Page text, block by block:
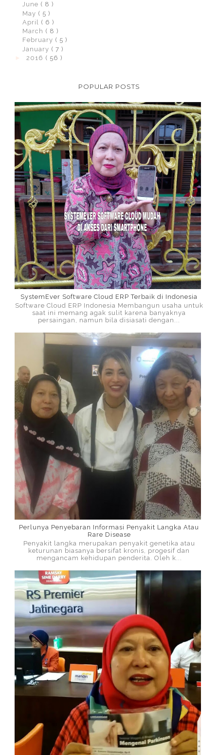
June ( 8 )
May ( 5 )
April ( 6 )
March ( 8 )
February ( 5 )
January ( 7 )
2016 ( 56 )
POPULAR POSTS
SystemEver Software Cloud ERP Terbaik di Indonesia
Software Cloud ERP Indonesia Membangun usaha untuk
saat ini memang agak sulit karena banyaknya
persaingan, namun bila disiasati dengan...
Perlunya Penyebaran Informasi Penyakit Langka Atau
Rare Disease
Penyakit langka merupakan penyakit genetika atau
keturunan biasanya bersifat kronis, progesif dan
mengancam kehidupan penderita. Oleh k...